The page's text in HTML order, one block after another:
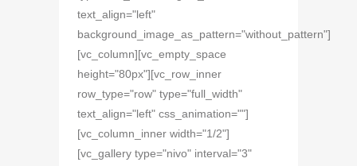
text_align="left"
background_image_as_pattern="without_pattern"]
[vc_column][vc_empty_space
height="80px"][vc_row_inner
row_type="row" type="full_width"
text_align="left" css_animation=""]
[vc_column_inner width="1/2"]
[vc_gallery type="nivo" interval="3"